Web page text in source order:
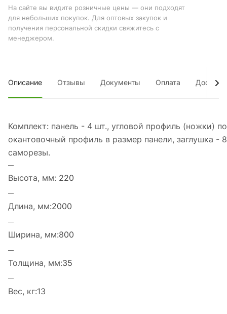
На сайте вы видите розничные цены — они подходят
для небольших покупок. Для оптовых закупок и
получения персональной скидки свяжитесь с
менеджером.
Описание Отзывы Документы Оплата
Комплект: панель - 4 шт., угловой профиль (ножки)
окантовочный профиль в размер панели, заглушка -
саморезы.
Высота, мм: 220
Длина, мм:2000
Ширина, мм:800
Толщина, мм:35
Вес, кг:13